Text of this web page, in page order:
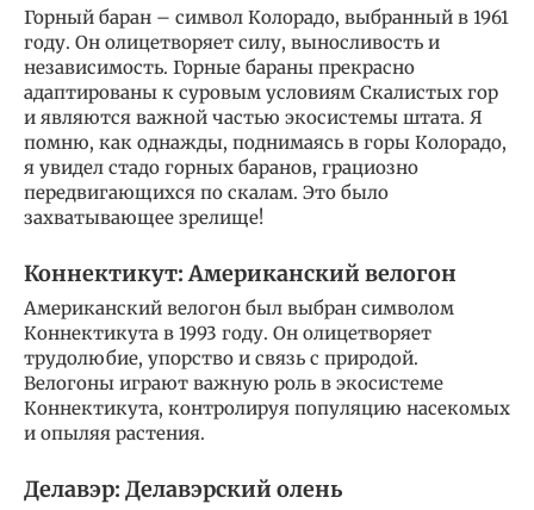
Горный баран – символ Колорадо, выбранный в 1961
году. Он олицетворяет силу, выносливость и
независимость. Горные бараны прекрасно
адаптированы к суровым условиям Скалистых гор
и являются важной частью экосистемы штата. Я
помню, как однажды, поднимаясь в горы Колорадо,
я увидел стадо горных баранов, грациозно
передвигающихся по скалам. Это было
захватывающее зрелище!
Коннектикут: Американский велогон
Американский велогон был выбран символом
Коннектикута в 1993 году. Он олицетворяет
трудолюбие, упорство и связь с природой.
Велогоны играют важную роль в экосистеме
Коннектикута, контролируя популяцию насекомых
и опыляя растения.
Делавэр: Делавэрский олень